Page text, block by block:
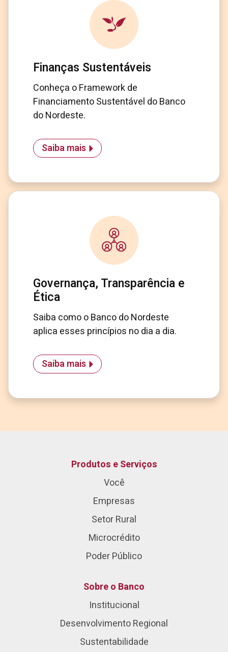
Finanças Sustentáveis
Conheça o Framework de
Financiamento Sustentável do Banco
do Nordeste.
Saiba mais
Governança, Transparência e
Ética
Saiba como o Banco do Nordeste
aplica esses princípios no dia a dia.
Saiba mais
Produtos e Serviços
Você
Empresas
Setor Rural
Microcrédito
Poder Público
Sobre o Banco
Institucional
Desenvolvimento Regional
Sustentabilidade